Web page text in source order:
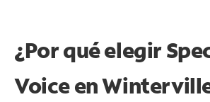
¿Por qué elegir
Voice en